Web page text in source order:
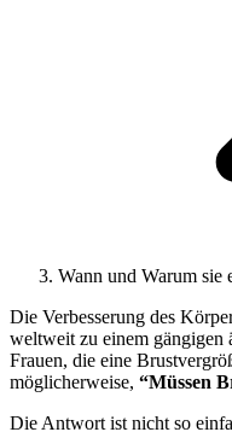
Wann und Warum sie
Die Verbesserung des
weltweit zu einem gängigen
Frauen, die eine
möglicherweise, “Müssen
Die Antwort ist nicht so